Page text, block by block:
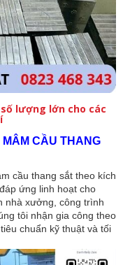
lượng lớn cho các
CẦU THANG
cầu thang sắt theo kích
ứng linh hoạt cho
nhà xưởng, công trình
tôi nhận gia công theo
chuẩn kỹ thuật và tối